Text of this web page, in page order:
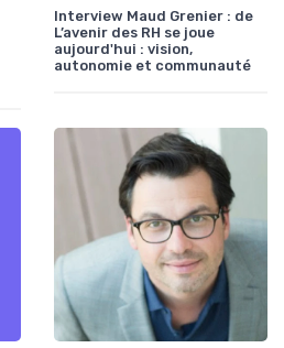
Interview Maud Grenier : de
L’avenir des RH se joue
aujourd'hui : vision,
autonomie et communauté